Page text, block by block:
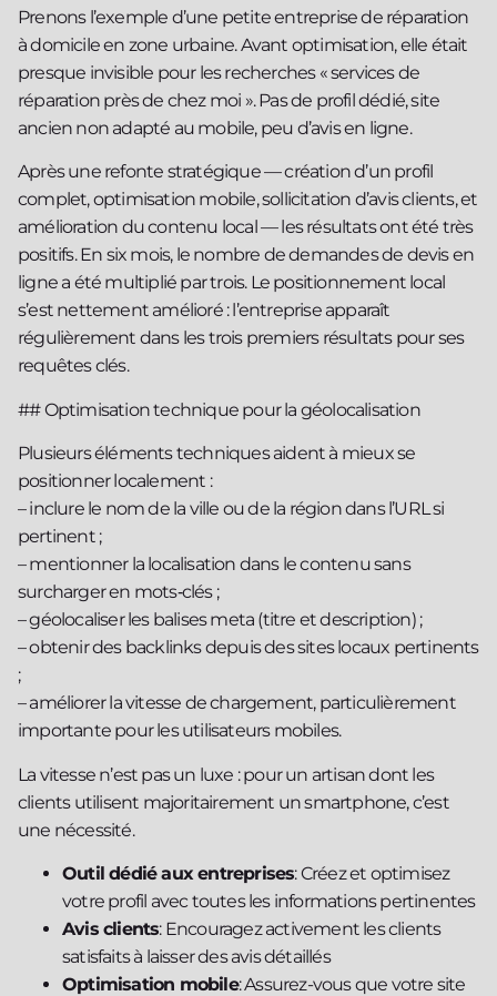
Prenons l’exemple d’une petite entreprise de réparation
à domicile en zone urbaine. Avant optimisation, elle était
presque invisible pour les recherches « services de
réparation près de chez moi ». Pas de profil dédié, site
ancien non adapté au mobile, peu d’avis en ligne.
Après une refonte stratégique — création d’un profil
complet, optimisation mobile, sollicitation d’avis clients, et
amélioration du contenu local — les résultats ont été très
positifs. En six mois, le nombre de demandes de devis en
ligne a été multiplié par trois. Le positionnement local
s’est nettement amélioré : l’entreprise apparaît
régulièrement dans les trois premiers résultats pour ses
requêtes clés.
## Optimisation technique pour la géolocalisation
Plusieurs éléments techniques aident à mieux se
positionner localement :
– inclure le nom de la ville ou de la région dans l’URL si
pertinent ;
– mentionner la localisation dans le contenu sans
surcharger en mots‑clés ;
– géolocaliser les balises meta (titre et description) ;
– obtenir des backlinks depuis des sites locaux pertinents
;
– améliorer la vitesse de chargement, particulièrement
importante pour les utilisateurs mobiles.
La vitesse n’est pas un luxe : pour un artisan dont les
clients utilisent majoritairement un smartphone, c’est
une nécessité.
Outil dédié aux entreprises: Créez et optimisez
votre profil avec toutes les informations pertinentes
Avis clients: Encouragez activement les clients
satisfaits à laisser des avis détaillés
Optimisation mobile: Assurez-vous que votre site